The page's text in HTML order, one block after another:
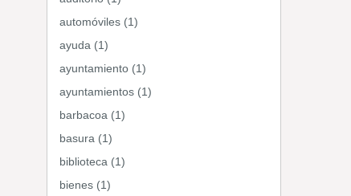
automóviles (1)
ayuda (1)
ayuntamiento (1)
ayuntamientos (1)
barbacoa (1)
basura (1)
biblioteca (1)
bienes (1)